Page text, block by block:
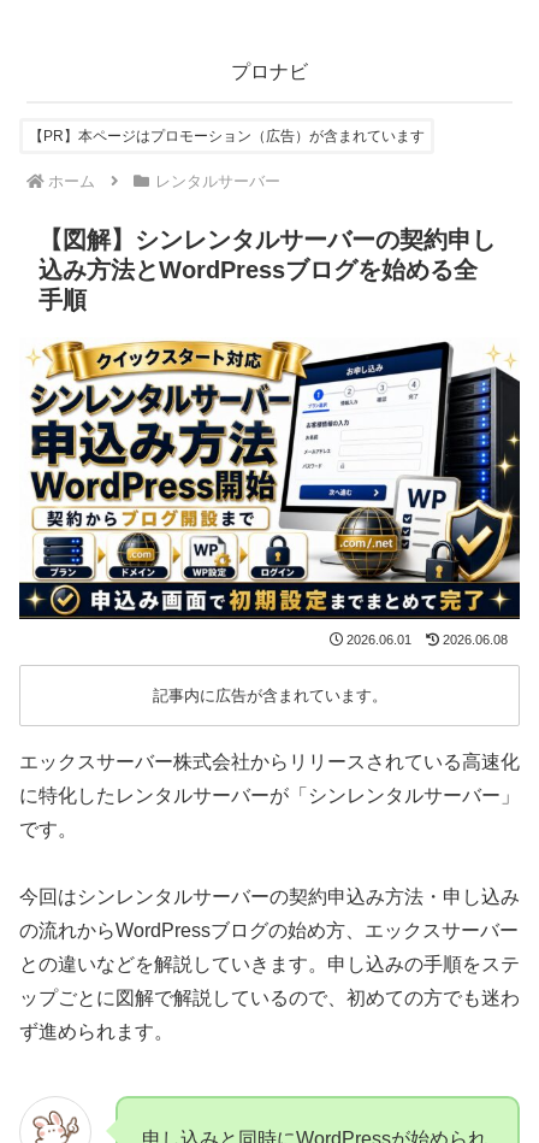
プロナビ
【PR】本ページはプロモーション（広告）が含まれています
ホーム レンタルサーバー
【図解】シンレンタルサーバーの契約申し
込み方法とWordPressブログを始める全
手順
2026.06.01 2026.06.08
記事内に広告が含まれています。
エックスサーバー株式会社からリリースされている高速化
に特化したレンタルサーバーが「シンレンタルサーバー」
です。
今回はシンレンタルサーバーの契約申込み方法・申し込み
の流れからWordPressブログの始め方、エックスサーバー
との違いなどを解説していきます。申し込みの手順をステ
ップごとに図解で解説しているので、初めての方でも迷わ
ず進められます。